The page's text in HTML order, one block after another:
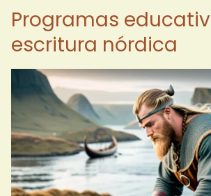
Programas
escritura nórdica